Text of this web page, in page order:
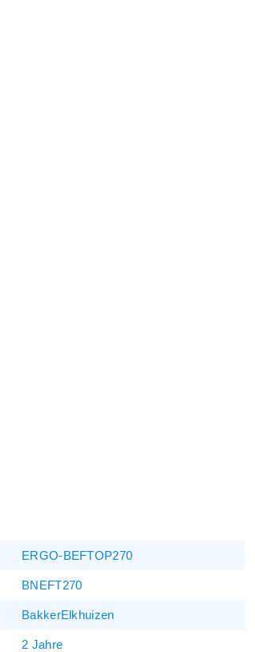
ERGO-BEFTOP270
BNEFT270
BakkerElkhuizen
2 Jahre